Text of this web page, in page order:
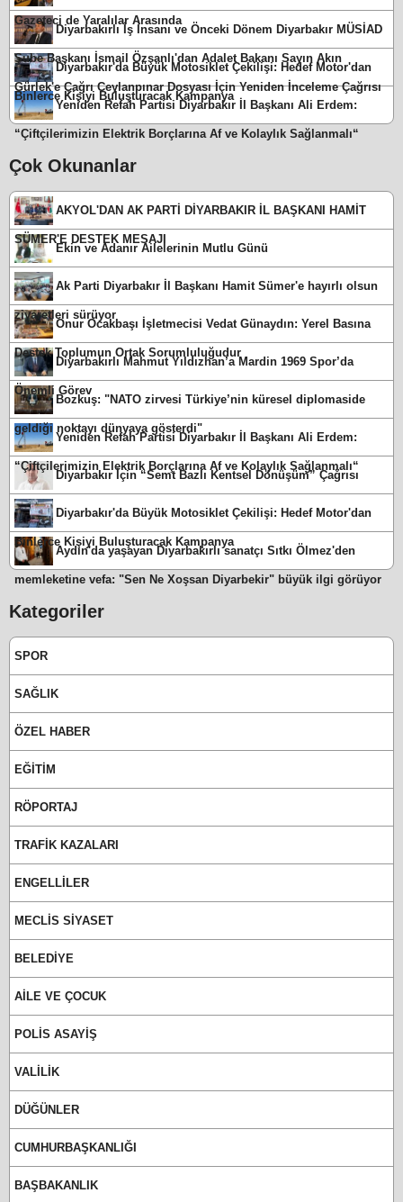
Gazeteci de Yaralılar Arasında
Diyarbakırlı İş İnsanı ve Önceki Dönem Diyarbakır MÜSİAD
Şube Başkanı İsmail Özşanlı'dan Adalet Bakanı Sayın Akın
Gürlek'e Çağrı Ceylanpınar Dosyası İçin Yeniden İnceleme Çağrısı
Diyarbakır'da Büyük Motosiklet Çekilişi: Hedef Motor'dan
Binlerce Kişiyi Buluşturacak Kampanya
Yeniden Refah Partisi Diyarbakır İl Başkanı Ali Erdem:
“Çiftçilerimizin Elektrik Borçlarına Af ve Kolaylık Sağlanmalı“
Çok Okunanlar
AKYOL'DAN AK PARTİ DİYARBAKIR İL BAŞKANI HAMİT
SÜMER'E DESTEK MESAJI
Ekin ve Adanır Ailelerinin Mutlu Günü
Ak Parti Diyarbakır İl Başkanı Hamit Sümer'e hayırlı olsun
ziyaretleri sürüyor
Onur Ocakbaşı İşletmecisi Vedat Günaydın: Yerel Basına
Destek Toplumun Ortak Sorumluluğudur
Diyarbakırlı Mahmut Yıldızhan’a Mardin 1969 Spor’da
Önemli Görev
Bozkuş: "NATO zirvesi Türkiye’nin küresel diplomaside
geldiği noktayı dünyaya gösterdi"
Yeniden Refah Partisi Diyarbakır İl Başkanı Ali Erdem:
“Çiftçilerimizin Elektrik Borçlarına Af ve Kolaylık Sağlanmalı“
Diyarbakır İçin “Semt Bazlı Kentsel Dönüşüm” Çağrısı
Diyarbakır'da Büyük Motosiklet Çekilişi: Hedef Motor'dan
Binlerce Kişiyi Buluşturacak Kampanya
Aydın'da yaşayan Diyarbakırlı sanatçı Sıtkı Ölmez'den
memleketine vefa: "Sen Ne Xoşsan Diyarbekir" büyük ilgi görüyor
Kategoriler
SPOR
SAĞLIK
ÖZEL HABER
EĞİTİM
RÖPORTAJ
TRAFİK KAZALARI
ENGELLİLER
MECLİS SİYASET
BELEDİYE
AİLE VE ÇOCUK
POLİS ASAYİŞ
VALİLİK
DÜĞÜNLER
CUMHURBAŞKANLIĞI
BAŞBAKANLIK